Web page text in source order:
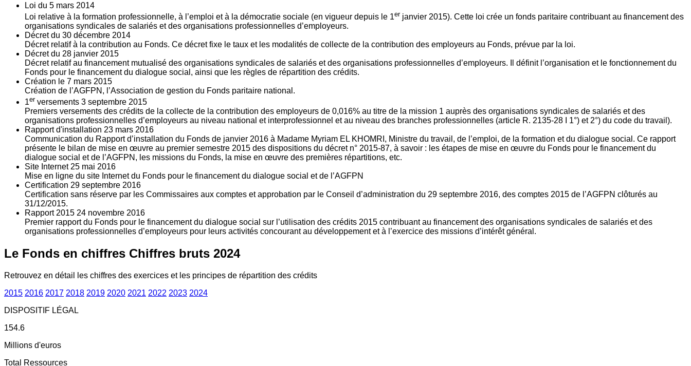
Loi du 5 mars 2014
Loi relative à la formation professionnelle, à l’emploi et à la démocratie sociale (en vigueur depuis le 1er janvier 2015). Cette loi crée un fonds paritaire contribuant au financement des
organisations syndicales de salariés et des organisations professionnelles d’employeurs.
Décret du 30 décembre 2014
Décret relatif à la contribution au Fonds. Ce décret fixe le taux et les modalités de collecte de la contribution des employeurs au Fonds, prévue par la loi.
Décret du 28 janvier 2015
Décret relatif au financement mutualisé des organisations syndicales de salariés et des organisations professionnelles d’employeurs. Il définit l’organisation et le fonctionnement du
Fonds pour le financement du dialogue social, ainsi que les règles de répartition des crédits.
Création le 7 mars 2015
Création de l’AGFPN, l’Association de gestion du Fonds paritaire national.
1er versements 3 septembre 2015
Premiers versements des crédits de la collecte de la contribution des employeurs de 0,016% au titre de la mission 1 auprès des organisations syndicales de salariés et des
organisations professionnelles d’employeurs au niveau national et interprofessionnel et au niveau des branches professionnelles (article R. 2135‐28 I 1°) et 2°) du code du travail).
Rapport d'installation 23 mars 2016
Communication du Rapport d’installation du Fonds de janvier 2016 à Madame Myriam EL KHOMRI, Ministre du travail, de l’emploi, de la formation et du dialogue social. Ce rapport
présente le bilan de mise en œuvre au premier semestre 2015 des dispositions du décret n° 2015-87, à savoir : les étapes de mise en œuvre du Fonds pour le financement du
dialogue social et de l’AGFPN, les missions du Fonds, la mise en œuvre des premières répartitions, etc.
Site Internet 25 mai 2016
Mise en ligne du site Internet du Fonds pour le financement du dialogue social et de l’AGFPN
Certification 29 septembre 2016
Certification sans réserve par les Commissaires aux comptes et approbation par le Conseil d’administration du 29 septembre 2016, des comptes 2015 de l’AGFPN clôturés au
31/12/2015.
Rapport 2015 24 novembre 2016
Premier rapport du Fonds pour le financement du dialogue social sur l’utilisation des crédits 2015 contribuant au financement des organisations syndicales de salariés et des
organisations professionnelles d’employeurs pour leurs activités concourant au développement et à l’exercice des missions d’intérêt général.
Le Fonds en chiffres Chiffres bruts 2024
Retrouvez en détail les chiffres des exercices et les principes de répartition des crédits
2015 2016 2017 2018 2019 2020 2021 2022 2023 2024
DISPOSITIF LÉGAL
154.6
Millions d'euros
Total Ressources